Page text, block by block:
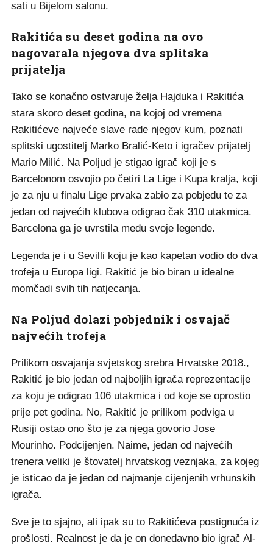
sati u Bijelom salonu.
Rakitića su deset godina na ovo
nagovarala njegova dva splitska
prijatelja
Tako se konačno ostvaruje želja Hajduka i Rakitića
stara skoro deset godina, na kojoj od vremena
Rakitićeve najveće slave rade njegov kum, poznati
splitski ugostitelj Marko Bralić-Keto i igračev prijatelj
Mario Milić. Na Poljud je stigao igrač koji je s
Barcelonom osvojio po četiri La Lige i Kupa kralja, koji
je za nju u finalu Lige prvaka zabio za pobjedu te za
jedan od najvećih klubova odigrao čak 310 utakmica.
Barcelona ga je uvrstila među svoje legende.
Legenda je i u Sevilli koju je kao kapetan vodio do dva
trofeja u Europa ligi. Rakitić je bio biran u idealne
momčadi svih tih natjecanja.
Na Poljud dolazi pobjednik i osvajač
najvećih trofeja
Prilikom osvajanja svjetskog srebra Hrvatske 2018.,
Rakitić je bio jedan od najboljih igrača reprezentacije
za koju je odigrao 106 utakmica i od koje se oprostio
prije pet godina. No, Rakitić je prilikom podviga u
Rusiji ostao ono što je za njega govorio Jose
Mourinho. Podcijenjen. Naime, jedan od najvećih
trenera veliki je štovatelj hrvatskog veznjaka, za kojeg
je isticao da je jedan od najmanje cijenjenih vrhunskih
igrača.
Sve je to sjajno, ali ipak su to Rakitićeva postignuća iz
prošlosti. Realnost je da je on donedavno bio igrač Al-